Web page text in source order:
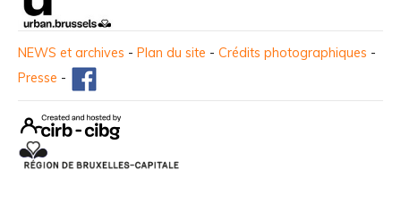
NEWS et archives - Plan du site - Crédits photographiques -
Presse -